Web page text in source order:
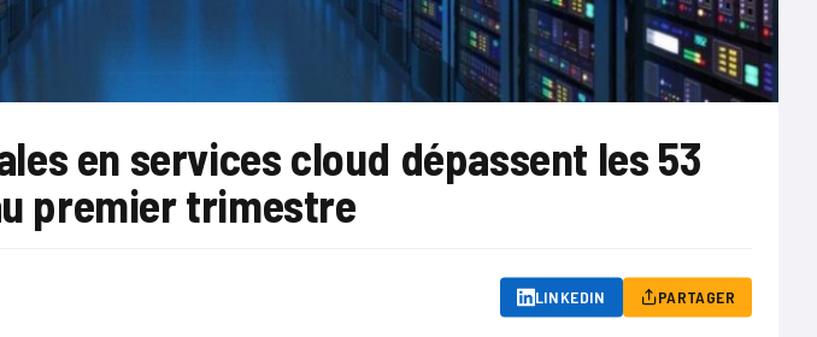
en services cloud dépassent les 53
premier trimestre
LINKEDIN PARTAGER